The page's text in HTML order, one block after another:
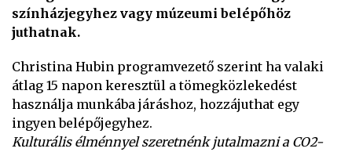
színházjegyhez vagy múzeumi belépőhöz
juthatnak.
Christina Hubin programvezető szerint ha valaki
átlag 15 napon keresztül a tömegközlekedést
használja munkába járáshoz, hozzájuthat egy
ingyen belépőjegyhez.
Kulturális élménnyel szeretnénk jutalmazni a CO2-